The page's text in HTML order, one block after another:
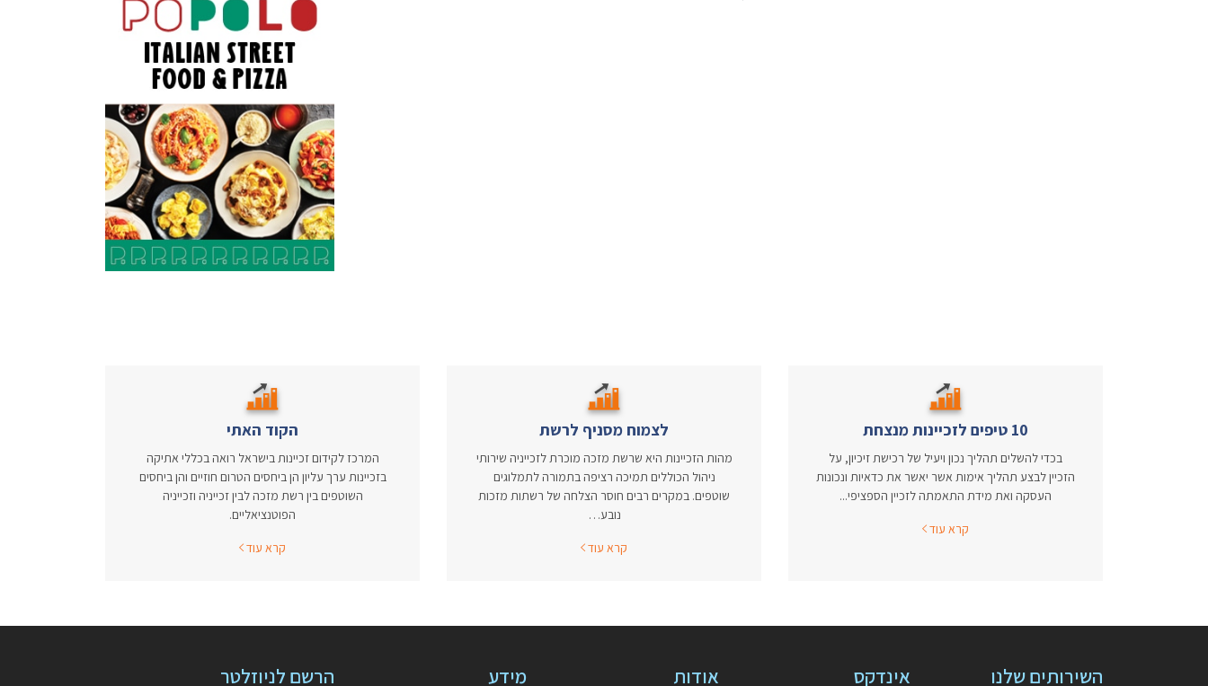
10 טיפים לזכיינות מנצחת
בכדי להשלים תהליך נכון ויעיל של רכישת זיכיון, על
הזכיין לבצע תהליך אימות אשר יאשר את כדאיות ונכונות
העסקה ואת מידת התאמתה לזכיין הספציפי...
קרא עוד
לצמוח מסניף לרשת
מהות הזכיינות היא שרשת מזכה מוכרת לזכייניה שירותי
ניהול הכוללים תמיכה רציפה בתמורה לתמלוגים
שוטפים. במקרים רבים חוסר הצלחה של רשתות מזכות
נובע…
קרא עוד
הקוד האתי
המרכז לקידום זכיינות בישראל רואה בכללי אתיקה
בזכיינות ערך עליון הן ביחסים הטרום חוזיים והן ביחסים
השוטפים בין רשת מזכה לבין זכייניה וזכייניה
הפוטנציאליים.
קרא עוד
השירותים שלנו אינדקס אודות מידע הרשם לניוזלטר